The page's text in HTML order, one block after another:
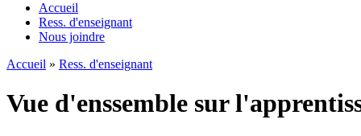
Accueil
Ress. d'enseignant
Nous joindre
Accueil » Ress. d'enseignant
Vue d'enssemble sur